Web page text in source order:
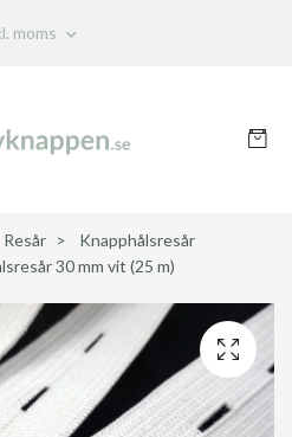
moms
Resår
Knapphålsresår
30 mm vit (25 m)